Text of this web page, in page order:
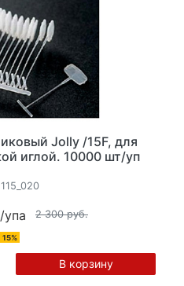
Jolly /15F, для
иглой. 10000 шт/уп
115_020
/упа 2 300 руб.
15%
В корзину